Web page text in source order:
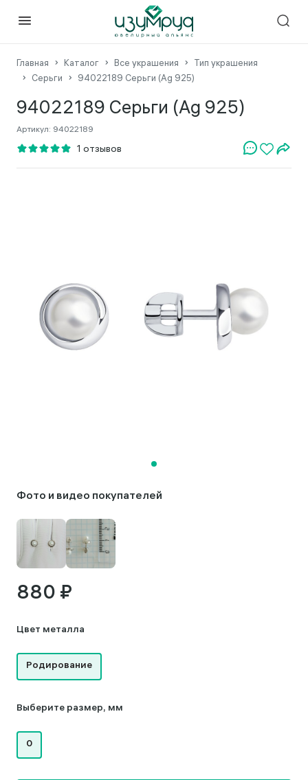
Главная Каталог Все украшения
Тип украшения
Серьги
94022189 Серьги (Ag 925)
94022189 Серьги (Ag 925)
Артикул: 94022189
Фото и видео покупателей
880 ₽
Цвет металла
Родирование
Выберите размер, мм
0